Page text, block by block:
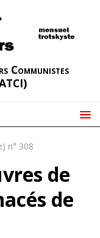
Communistes
n° 308
de
de